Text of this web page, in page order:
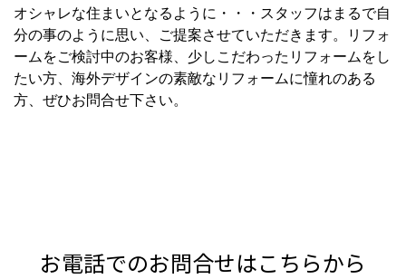
オシャレな住まいとなるように・・・スタッフはまるで自
分の事のように思い、ご提案させていただきます。リフォ
ームをご検討中のお客様、少しこだわったリフォームをし
たい方、海外デザインの素敵なリフォームに憧れのある
方、ぜひお問合せ下さい。
お電話でのお問合せはこちらから